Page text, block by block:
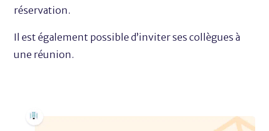
réservation.
Il est également possible d’inviter ses collègues à
une réunion.